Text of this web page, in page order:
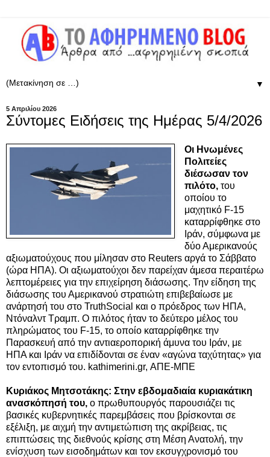
▼
5 Απριλίου 2026
Σύντομες Ειδήσεις της Ημέρας 5/4/2026
Οι Ηνωμένες
Πολιτείες
διέσωσαν τον
πιλότο,του
οποίου το
μαχητικό F-15
καταρρίφθηκε στο
Ιράν, σύμφωνα με
δύο Αμερικανούς
αξιωματούχους που μίλησαν στο Reuters αργά το Σάββατο
(ώρα ΗΠΑ). Οι αξιωματούχοι δεν παρείχαν άμεσα περαιτέρω
λεπτομέρειες για την επιχείρηση διάσωσης. Την είδηση της
διάσωσης του Αμερικανού στρατιώτη επιβεβαίωσε με
ανάρτησή του στο TruthSocial και ο πρόεδρος των ΗΠΑ,
Ντόναλντ Τραμπ. Ο πιλότος ήταν το δεύτερο μέλος του
πληρώματος του F-15, το οποίο καταρρίφθηκε την
Παρασκευή από την αντιαεροπορική άμυνα του Ιράν, με
ΗΠΑ και Ιράν να επιδίδονται σε έναν «αγώνα ταχύτητας» για
τον εντοπισμό του. kathimerini.gr, ΑΠΕ-ΜΠΕ
Κυριάκος Μητσοτάκης: Στην εβδομαδιαία κυριακάτικη
ανασκόπησή του, ο πρωθυπουργός παρουσιάζει τις
βασικές κυβερνητικές παρεμβάσεις που βρίσκονται σε
εξέλιξη, με αιχμή την αντιμετώπιση της ακρίβειας, τις
επιπτώσεις της διεθνούς κρίσης στη Μέση Ανατολή, την
ενίσχυση των εισοδημάτων και τον εκσυγχρονισμό του